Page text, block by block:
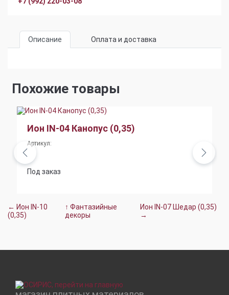
Описание Оплата и доставка
Похожие товары
Ион IN-04 Канопус (0,35)
Артикул:
Под заказ
← Ион IN-10
(0,35)
↑ Фантазийные
декоры
Ион IN-07 Шедар (0,35)
→